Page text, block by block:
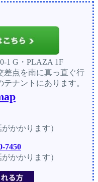
1 G・PLAZA 1F
差点を南に真っ直ぐ行
ナントにあります。
かかります）
7450
かかります）